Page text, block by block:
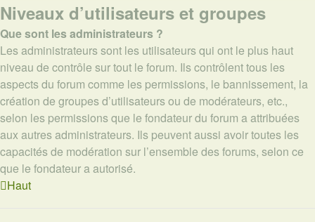
Niveaux d’utilisateurs et groupes
Que sont les administrateurs ?
Les administrateurs sont les utilisateurs qui ont le plus haut
niveau de contrôle sur tout le forum. Ils contrôlent tous les
aspects du forum comme les permissions, le bannissement, la
création de groupes d’utilisateurs ou de modérateurs, etc.,
selon les permissions que le fondateur du forum a attribuées
aux autres administrateurs. Ils peuvent aussi avoir toutes les
capacités de modération sur l’ensemble des forums, selon ce
que le fondateur a autorisé.
Haut